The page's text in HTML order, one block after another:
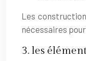
Les
nécessaires
3. les